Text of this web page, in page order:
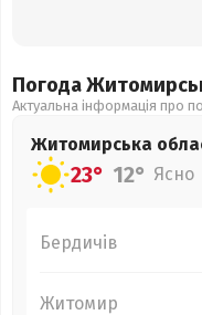
Погода
Актуальна інформація про
Житомирська
23° 12° Ясно
Бердичів
Житомир